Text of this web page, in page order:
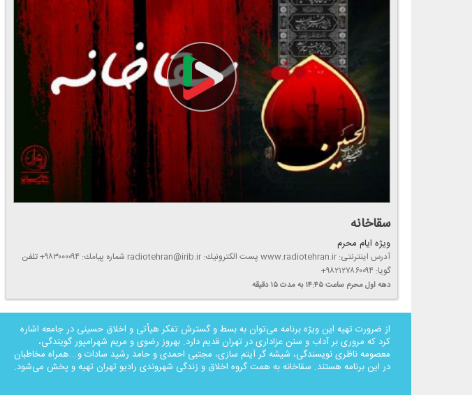
سقاخانه
ویژه ایام محرم
آدرس اینترنتی: www.radiotehran.ir پست الكترونیك: radiotehran@irib.ir شماره پیامك: ۹۸۳۰۰۰۰۹۴+ تلفن
گویا: ۹۸۲۱۲۷۸۶۰۰۹۴+
دهه اول محرم ساعت ۱۴:۴۵ به مدت ۱۵ دقیقه
از ضرورت تهیه این ویژه برنامه می‌توان به بسط و گسترش تفكر هیأتی و اخلاق حسینی در جامعه اشاره
كرد كه مروری بر آداب و سنن عزاداری در تهران قدیم دارد. بهروز رضوی و مریم شهرامپور گویندگی،
معصومه ناظری نویسندگی، شیشه گر آیتم سازی، مجتبی احمدی و حامد رشید سادات و...همراه مخاطبان
در این برنامه هستند. سقاخانه به همت گروه اخلاق و زندگی شهروندی رادیو تهران تهیه و پخش می‌شود.